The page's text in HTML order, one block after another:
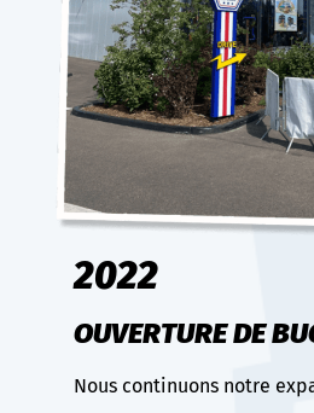
2022
OUVERTURE DE
Nous continuons notre